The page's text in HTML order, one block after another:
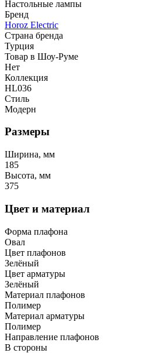
Настольные лампы
Бренд
Horoz Electric
Страна бренда
Турция
Товар в Шоу-Руме
Нет
Коллекция
HL036
Стиль
Модерн
Размеры
Ширина, мм
185
Высота, мм
375
Цвет и материал
Форма плафона
Овал
Цвет плафонов
Зелёный
Цвет арматуры
Зелёный
Материал плафонов
Полимер
Материал арматуры
Полимер
Направление плафонов
В стороны